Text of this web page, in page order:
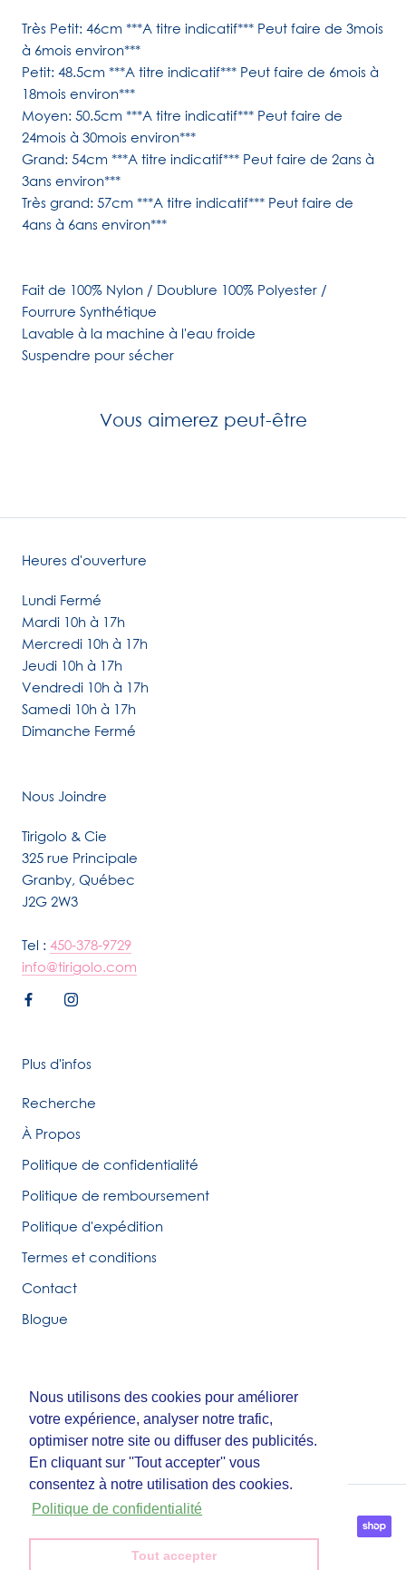
Nous utilisons des cookies pour améliorer
votre expérience, analyser notre trafic,
optimiser notre site ou diffuser des publicités.
En cliquant sur ''Tout accepter'' vous
consentez à notre utilisation des cookies.
Politique de confidentialité
Tout accepter
Nous utilisons des cookies pour améliorer
votre expérience, analyser notre trafic,
optimiser notre site ou diffuser des publicités.
En cliquant sur ''Tout accepter'' vous
consentez à notre utilisation des cookies.
Politique de confidentialité
Tout accepter
Très Petit: 46cm ***A titre indicatif*** Peut faire de 3mois
à 6mois environ***
Petit: 48.5cm ***A titre indicatif*** Peut faire de 6mois à
18mois environ***
Moyen: 50.5cm ***A titre indicatif*** Peut faire de
24mois à 30mois environ***
Grand: 54cm ***A titre indicatif*** Peut faire de 2ans à
3ans environ***
Très grand: 57cm ***A titre indicatif*** Peut faire de
4ans à 6ans environ***
Fait de 100% Nylon / Doublure 100% Polyester /
Fourrure Synthétique
Lavable à la machine à l'eau froide
Suspendre pour sécher
Vous aimerez peut-être
Heures d'ouverture
Lundi Fermé
Mardi 10h à 17h
Mercredi 10h à 17h
Jeudi 10h à 17h
Vendredi 10h à 17h
Samedi 10h à 17h
Dimanche Fermé
Nous Joindre
Tirigolo & Cie
325 rue Principale
Granby, Québec
J2G 2W3
Tel : 450-378-9729
info@tirigolo.com
Plus d'infos
Recherche
À Propos
Politique de confidentialité
Politique de remboursement
Politique d'expédition
Termes et conditions
Contact
Blogue
© Tirigolo et Cie.
Fait parThird Party Studio